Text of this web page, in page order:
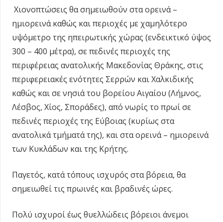
Χιονοπτώσεις θα σημειωθούν στα ορεινά –
ημιορεινά καθώς και περιοχές με χαμηλότερο
υψόμετρο της ηπειρωτικής χώρας (ενδεικτικό ύψος
300 – 400 μέτρα), σε πεδινές περιοχές της
περιφέρειας ανατολικής Μακεδονίας Θράκης, στις
περιφερειακές ενότητες Σερρών και Χαλκιδικής
καθώς και σε νησιά του βορείου Αιγαίου (Λήμνος,
Λέσβος, Χίος, Σποράδες), από νωρίς το πρωί σε
πεδινές περιοχές της Εύβοιας (κυρίως στα
ανατολικά τμήματά της), και στα ορεινά – ημιορεινά
των Κυκλάδων και της Κρήτης.
Παγετός, κατά τόπους ισχυρός στα βόρεια, θα
σημειωθεί τις πρωινές και βραδινές ώρες.
Πολύ ισχυροί έως θυελλώδεις βόρειοι άνεμοι